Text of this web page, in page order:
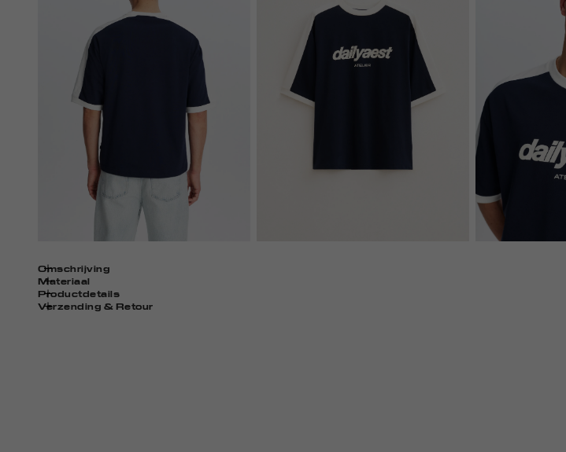
Omschrijving
Materiaal
Productdetails
Verzending & Retour